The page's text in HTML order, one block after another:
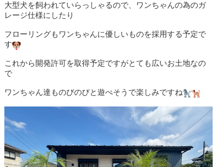
大型犬を飼われていらっしゃるので、ワンちゃんの為のガ
レージ仕様にしたり
フローリングもワンちゃんに優しいものを採用する予定で
す
これから開発許可を取得予定ですがとても広いお土地なの
で
ワンちゃん達ものびのびと遊べそうで楽しみですね